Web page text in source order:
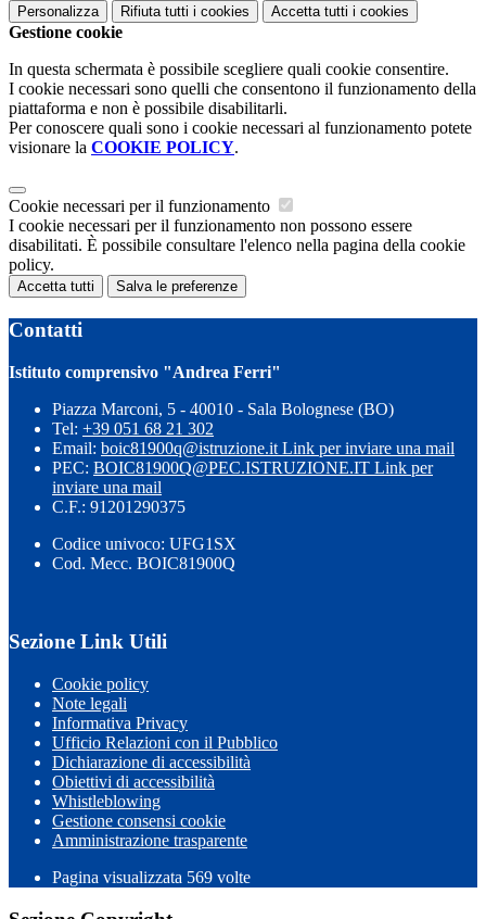
Personalizza Rifiuta tutti i cookies Accetta tutti i cookies
Gestione cookie
In questa schermata è possibile scegliere quali cookie consentire.
I cookie necessari sono quelli che consentono il funzionamento della
piattaforma e non è possibile disabilitarli.
Per conoscere quali sono i cookie necessari al funzionamento potete
visionare la COOKIE POLICY.
Cookie necessari per il funzionamento
I cookie necessari per il funzionamento non possono essere
disabilitati. È possibile consultare l'elenco nella pagina della cookie
policy.
Accetta tutti Salva le preferenze
Contatti
Istituto comprensivo "Andrea Ferri"
Piazza Marconi, 5 - 40010 - Sala Bolognese (BO)
Tel: +39 051 68 21 302
Email: boic81900q@istruzione.it Link per inviare una mail
PEC: BOIC81900Q@PEC.ISTRUZIONE.IT Link per
inviare una mail
C.F.: 91201290375
Codice univoco: UFG1SX
Cod. Mecc. BOIC81900Q
Sezione Link Utili
Cookie policy
Note legali
Informativa Privacy
Ufficio Relazioni con il Pubblico
Dichiarazione di accessibilità
Obiettivi di accessibilità
Whistleblowing
Gestione consensi cookie
Amministrazione trasparente
Pagina visualizzata 569 volte